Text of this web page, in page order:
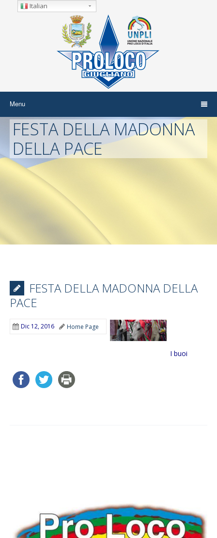
Menu
FESTA DELLA MADONNA
DELLA PACE
FESTA DELLA MADONNA DELLA
PACE
Dic 12, 2016 Home Page
I buoi
Italian